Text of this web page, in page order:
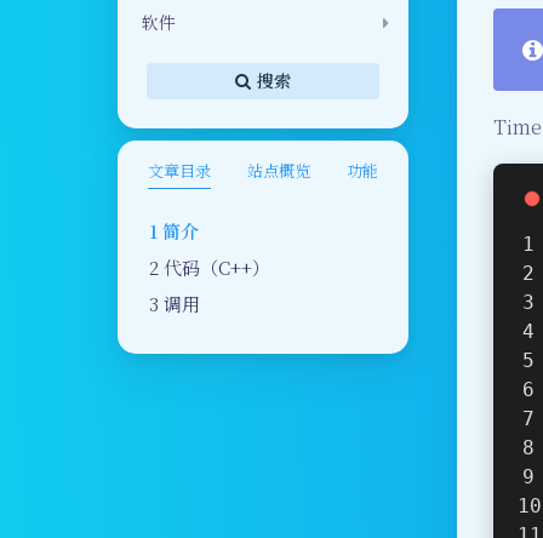
软件
搜索
文章目录 站点概览 功能
简介
代码（C++）
调用